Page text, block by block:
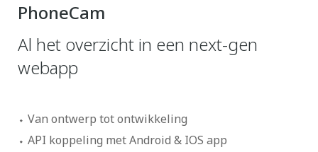
PhoneCam
Al het overzicht in een next-gen
webapp
Van ontwerp tot ontwikkeling
API koppeling met Android & IOS app